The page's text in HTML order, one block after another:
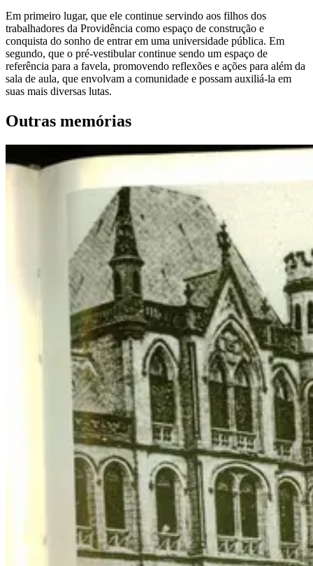
Em primeiro lugar, que ele continue servindo aos filhos dos
trabalhadores da Providência como espaço de construção e
conquista do sonho de entrar em uma universidade pública. Em
segundo, que o pré-vestibular continue sendo um espaço de
referência para a favela, promovendo reflexões e ações para além da
sala de aula, que envolvam a comunidade e possam auxiliá-la em
suas mais diversas lutas.
Outras memórias